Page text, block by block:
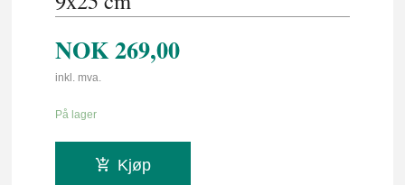
NOK269,00
inkl. mva.
På lager
Kjøp